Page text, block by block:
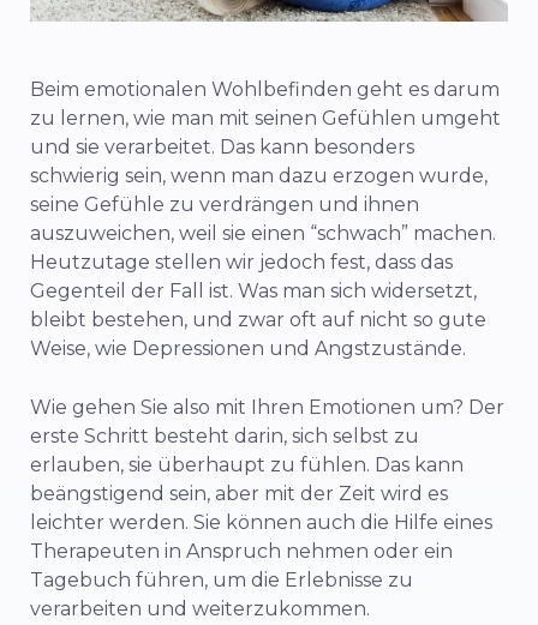
Beim emotionalen Wohlbefinden geht es darum
zu lernen, wie man mit seinen Gefühlen umgeht
und sie verarbeitet. Das kann besonders
schwierig sein, wenn man dazu erzogen wurde,
seine Gefühle zu verdrängen und ihnen
auszuweichen, weil sie einen “schwach” machen.
Heutzutage stellen wir jedoch fest, dass das
Gegenteil der Fall ist. Was man sich widersetzt,
bleibt bestehen, und zwar oft auf nicht so gute
Weise, wie Depressionen und Angstzustände.
Wie gehen Sie also mit Ihren Emotionen um? Der
erste Schritt besteht darin, sich selbst zu
erlauben, sie überhaupt zu fühlen. Das kann
beängstigend sein, aber mit der Zeit wird es
leichter werden. Sie können auch die Hilfe eines
Therapeuten in Anspruch nehmen oder ein
Tagebuch führen, um die Erlebnisse zu
verarbeiten und weiterzukommen.